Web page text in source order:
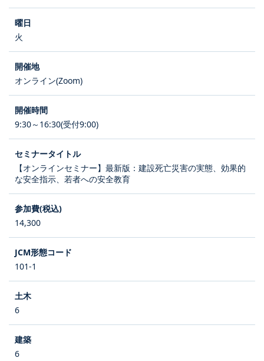
火
オンライン(Zoom)
9:30～16:30(受付9:00)
【オンラインセミナー】最新版：建設死亡災害の実態、効果的
な安全指示、若者への安全教育
14,300
101-1
6
6